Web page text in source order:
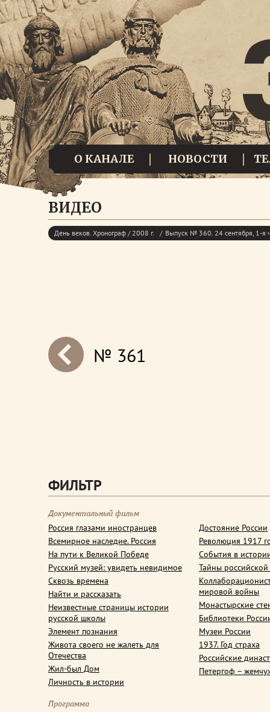
О КАНАЛЕ НОВОСТИ
ВИДЕО
День веков. Хронограф / 2008 г. Выпуск № 360. 24 сентября, 1-я
next№ 361
ФИЛЬТР
Документальный фильм
Россия глазами иностранцев
Всемирное наследие. Россия
На пути к Великой Победе
Русский музей: увидеть невидимое
Сквозь времена
Найти и рассказать
Неизвестные страницы истории
русской школы
Элемент познания
Живота своего не жалеть для
Отечества
Жил-был Дом
Личность в истории
Достояние России
Революция 1917
События в
Тайны
мировой войны
Монастырские
Библиотеки
Музеи России
1937. Год страха
Российские
Петергоф –
Программа